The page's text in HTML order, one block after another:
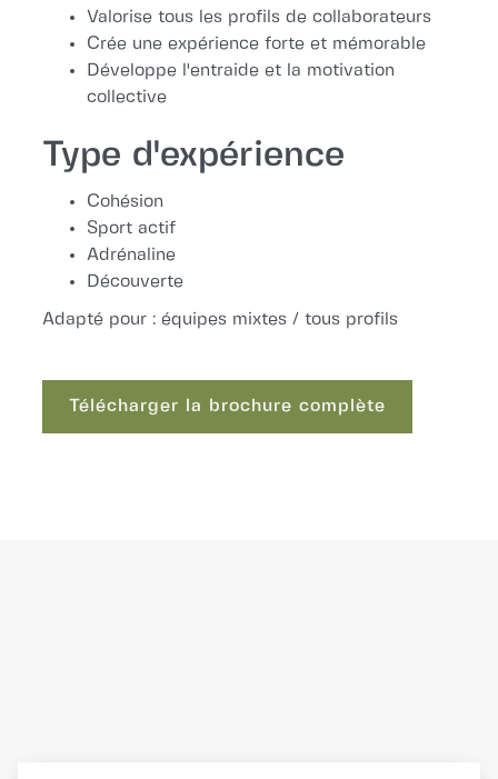
Valorise tous les profils de collaborateurs
Crée une expérience forte et mémorable
Développe l'entraide et la motivation
collective
Type d'expérience
Cohésion
Sport actif
Adrénaline
Découverte
Adapté pour : équipes mixtes / tous profils
Télécharger la brochure complète